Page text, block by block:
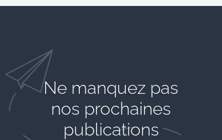
Ne manquez pas
nos prochaines
publications